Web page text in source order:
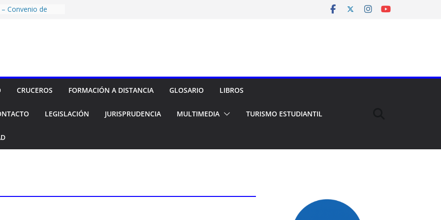
aerolíneas por
S.A.
y Punta
continuó
CRUCEROS FORMACIÓN A DISTANCIA GLOSARIO LIBROS
LEGISLACIÓN JURISPRUDENCIA MULTIMEDIA TURISMO ESTUDIANTIL